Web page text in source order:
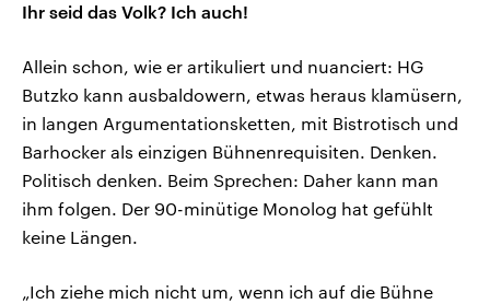
Ihr seid das Volk? Ich auch!
Allein schon, wie er artikuliert und nuanciert: HG
Butzko kann ausbaldowern, etwas heraus klamüsern,
in langen Argumentationsketten, mit Bistrotisch und
Barhocker als einzigen Bühnenrequisiten. Denken.
Politisch denken. Beim Sprechen: Daher kann man
ihm folgen. Der 90-minütige Monolog hat gefühlt
keine Längen.
„Ich ziehe mich nicht um, wenn ich auf die Bühne